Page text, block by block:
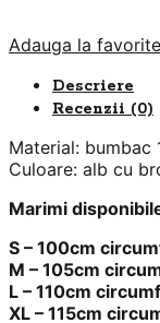
Adauga la favorite
Descriere
Recenzii (0)
Material: bumbac
Culoare: alb cu
Marimi
S – 100cm
M – 105cm
L – 110cm
XL – 115cm